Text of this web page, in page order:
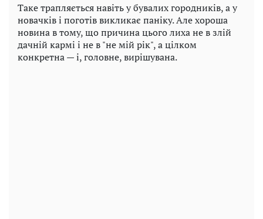
Таке трапляється навіть у бувалих городників, а у
новачків і поготів викликає паніку. Але хороша
новина в тому, що причина цього лиха не в злій
дачній кармі і не в "не мій рік", а цілком
конкретна — і, головне, вирішувана.